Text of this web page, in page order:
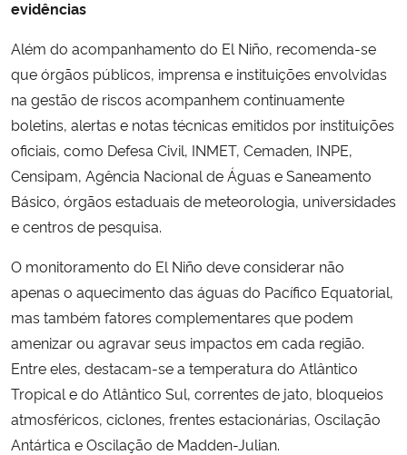
evidências
Além do acompanhamento do El Niño, recomenda-se
que órgãos públicos, imprensa e instituições envolvidas
na gestão de riscos acompanhem continuamente
boletins, alertas e notas técnicas emitidos por instituições
oficiais, como Defesa Civil, INMET, Cemaden, INPE,
Censipam, Agência Nacional de Águas e Saneamento
Básico, órgãos estaduais de meteorologia, universidades
e centros de pesquisa.
O monitoramento do El Niño deve considerar não
apenas o aquecimento das águas do Pacífico Equatorial,
mas também fatores complementares que podem
amenizar ou agravar seus impactos em cada região.
Entre eles, destacam-se a temperatura do Atlântico
Tropical e do Atlântico Sul, correntes de jato, bloqueios
atmosféricos, ciclones, frentes estacionárias, Oscilação
Antártica e Oscilação de Madden-Julian.